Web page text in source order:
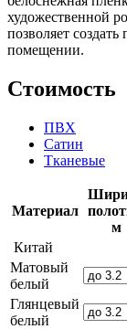
художественной
позволяет
помещении.
Стоимость
ПВХ
Сатин
Тканевые
Материал
м
Китай
Матовый
белый
Глянцевый
белый